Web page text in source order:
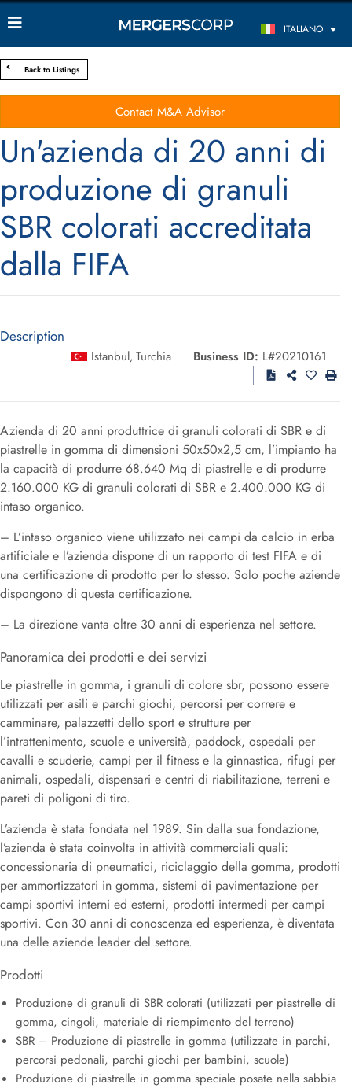
ITALIANO
Back to Listings
Contact M&A Advisor
Un'azienda di 20 anni di
produzione di granuli
SBR colorati accreditata
dalla FIFA
Description
Istanbul, Turchia Business ID: L#20210161
Azienda di 20 anni produttrice di granuli colorati di SBR e di
piastrelle in gomma di dimensioni 50x50x2,5 cm, l’impianto ha
la capacità di produrre 68.640 Mq di piastrelle e di produrre
2.160.000 KG di granuli colorati di SBR e 2.400.000 KG di
intaso organico.
– L’intaso organico viene utilizzato nei campi da calcio in erba
artificiale e l’azienda dispone di un rapporto di test FIFA e di
una certificazione di prodotto per lo stesso. Solo poche aziende
dispongono di questa certificazione.
– La direzione vanta oltre 30 anni di esperienza nel settore.
Panoramica dei prodotti e dei servizi
Le piastrelle in gomma, i granuli di colore sbr, possono essere
utilizzati per asili e parchi giochi, percorsi per correre e
camminare, palazzetti dello sport e strutture per
l’intrattenimento, scuole e università, paddock, ospedali per
cavalli e scuderie, campi per il fitness e la ginnastica, rifugi per
animali, ospedali, dispensari e centri di riabilitazione, terreni e
pareti di poligoni di tiro.
L’azienda è stata fondata nel 1989. Sin dalla sua fondazione,
l’azienda è stata coinvolta in attività commerciali quali:
concessionaria di pneumatici, riciclaggio della gomma, prodotti
per ammortizzatori in gomma, sistemi di pavimentazione per
campi sportivi interni ed esterni, prodotti intermedi per campi
sportivi. Con 30 anni di conoscenza ed esperienza, è diventata
una delle aziende leader del settore.
Prodotti
Produzione di granuli di SBR colorati (utilizzati per piastrelle di
gomma, cingoli, materiale di riempimento del terreno)
SBR – Produzione di piastrelle in gomma (utilizzate in parchi,
percorsi pedonali, parchi giochi per bambini, scuole)
Produzione di piastrelle in gomma speciale posate nella sabbia